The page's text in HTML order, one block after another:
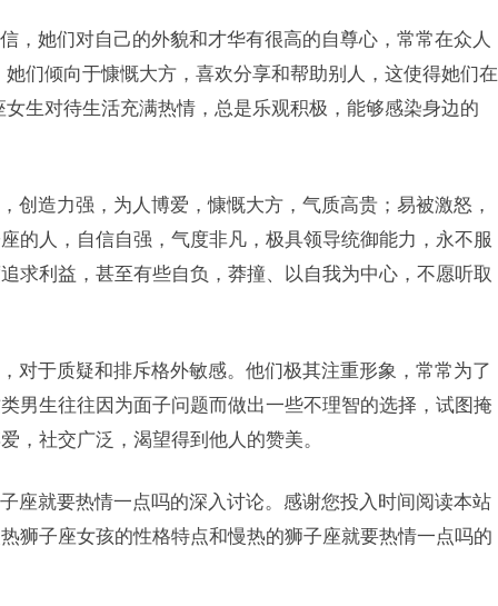
，她们对自己的外貌和才华有很高的自尊心，常常在众人
们倾向于慷慨大方，喜欢分享和帮助别人，这使得她们在
生对待生活充满热情，总是乐观积极，能够感染身边的
创造力强，为人博爱，慷慨大方，气质高贵；易被激怒，
的人，自信自强，气度非凡，极具领导统御能力，永不服
求利益，甚至有些自负，莽撞、以自我为中心，不愿听取
对于质疑和排斥格外敏感。他们极其注重形象，常常为了
男生往往因为面子问题而做出一些不理智的选择，试图掩
，社交广泛，渴望得到他人的赞美。
座就要热情一点吗的深入讨论。感谢您投入时间阅读本站
狮子座女孩的性格特点和慢热的狮子座就要热情一点吗的